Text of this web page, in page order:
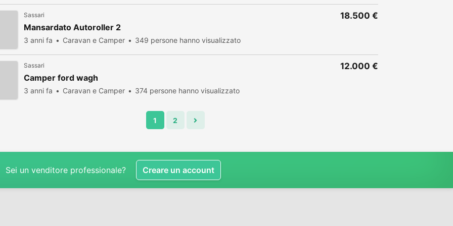
Sassari
Mansardato Autoroller 2
3 anni fa Caravan e Camper 349 persone hanno visualizzato
18.500 €
Sassari
Camper ford wagh
3 anni fa Caravan e Camper 374 persone hanno visualizzato
12.000 €
1 2
Sei un venditore professionale? Creare un account